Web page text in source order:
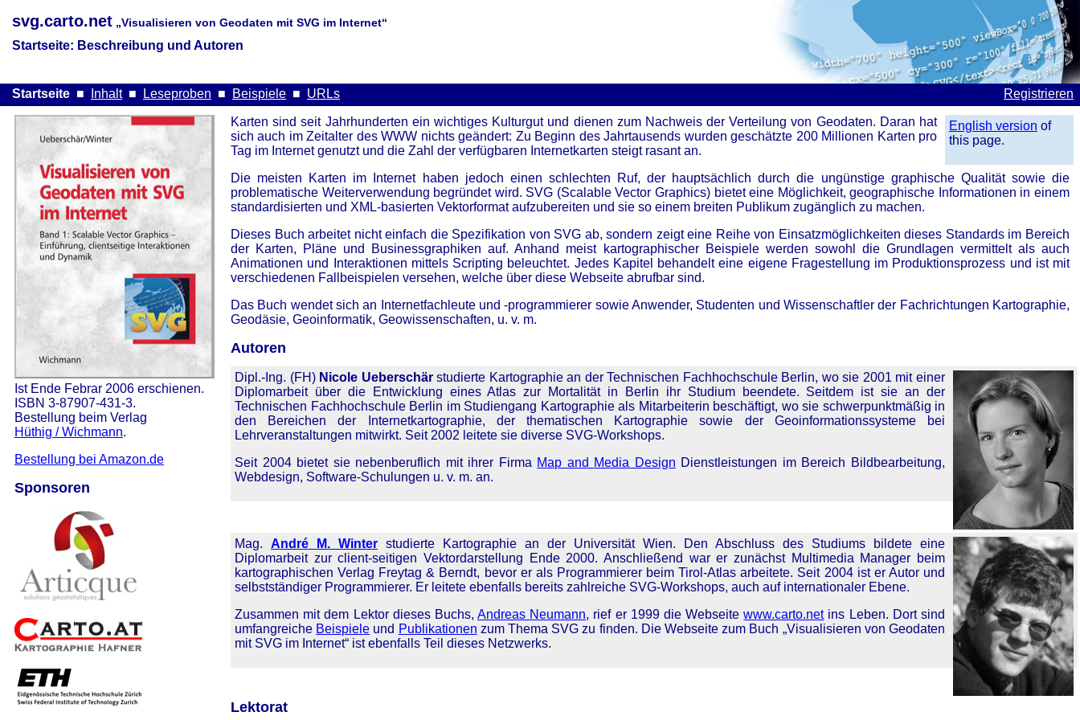
svg.carto.net „Visualisieren von Geodaten mit SVG im Internet“
Startseite: Beschreibung und Autoren
Startseite ■ Inhalt ■ Leseproben ■ Beispiele ■ URLs Registrieren
Ist Ende Febrar 2006 erschienen.
ISBN 3-87907-431-3.
Bestellung beim Verlag
Hüthig / Wichmann.
Bestellung bei Amazon.de
Sponsoren
English version of
this page.
Karten sind seit Jahrhunderten ein wichtiges Kulturgut und dienen zum Nachweis der Verteilung von Geodaten. Daran hat
sich auch im Zeitalter des WWW nichts geändert: Zu Beginn des Jahrtausends wurden geschätzte 200 Millionen Karten pro
Tag im Internet genutzt und die Zahl der verfügbaren Internetkarten steigt rasant an.
Die meisten Karten im Internet haben jedoch einen schlechten Ruf, der hauptsächlich durch die ungünstige graphische Qualität sowie die
problematische Weiterverwendung begründet wird. SVG (Scalable Vector Graphics) bietet eine Möglichkeit, geographische Informationen in einem
standardisierten und XML-basierten Vektorformat aufzubereiten und sie so einem breiten Publikum zugänglich zu machen.
Dieses Buch arbeitet nicht einfach die Spezifikation von SVG ab, sondern zeigt eine Reihe von Einsatzmöglichkeiten dieses Standards im Bereich
der Karten, Pläne und Businessgraphiken auf. Anhand meist kartographischer Beispiele werden sowohl die Grundlagen vermittelt als auch
Animationen und Interaktionen mittels Scripting beleuchtet. Jedes Kapitel behandelt eine eigene Fragestellung im Produktionsprozess und ist mit
verschiedenen Fallbeispielen versehen, welche über diese Webseite abrufbar sind.
Das Buch wendet sich an Internetfachleute und -programmierer sowie Anwender, Studenten und Wissenschaftler der Fachrichtungen Kartographie,
Geodäsie, Geoinformatik, Geowissenschaften, u. v. m.
Autoren
Dipl.-Ing. (FH) Nicole Ueberschärstudierte Kartographie an der Technischen Fachhochschule Berlin, wo sie 2001 mit einer
Diplomarbeit über die Entwicklung eines Atlas zur Mortalität in Berlin ihr Studium beendete. Seitdem ist sie an der
Technischen Fachhochschule Berlin im Studiengang Kartographie als Mitarbeiterin beschäftigt, wo sie schwerpunktmäßig in
den Bereichen der Internetkartographie, der thematischen Kartographie sowie der Geoinformationssysteme bei
Lehrveranstaltungen mitwirkt. Seit 2002 leitete sie diverse SVG-Workshops.
Seit 2004 bietet sie nebenberuflich mit ihrer Firma Map and Media Design Dienstleistungen im Bereich Bildbearbeitung,
Webdesign, Software-Schulungen u. v. m. an.
Mag. André M. Winter studierte Kartographie an der Universität Wien. Den Abschluss des Studiums bildete eine
Diplomarbeit zur client-seitigen Vektordarstellung Ende 2000. Anschließend war er zunächst Multimedia Manager beim
kartographischen Verlag Freytag & Berndt, bevor er als Programmierer beim Tirol-Atlas arbeitete. Seit 2004 ist er Autor und
selbstständiger Programmierer. Er leitete ebenfalls bereits zahlreiche SVG-Workshops, auch auf internationaler Ebene.
Zusammen mit dem Lektor dieses Buchs,Andreas Neumann, rief er 1999 die Webseitewww.carto.netins Leben. Dort sind
umfangreiche Beispiele und Publikationen zum Thema SVG zu finden. Die Webseite zum Buch „Visualisieren von Geodaten
mit SVG im Internet“ ist ebenfalls Teil dieses Netzwerks.
Lektorat